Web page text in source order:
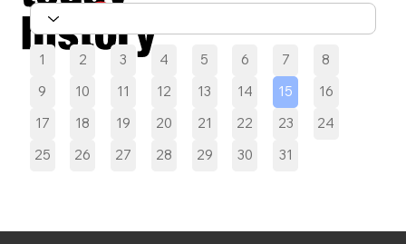
1 2 3 4 5 6 7
8
9
10 11 12 13 14 15
16
17
18 19 20 21 22 23
24
25
26 27 28 29 30 31